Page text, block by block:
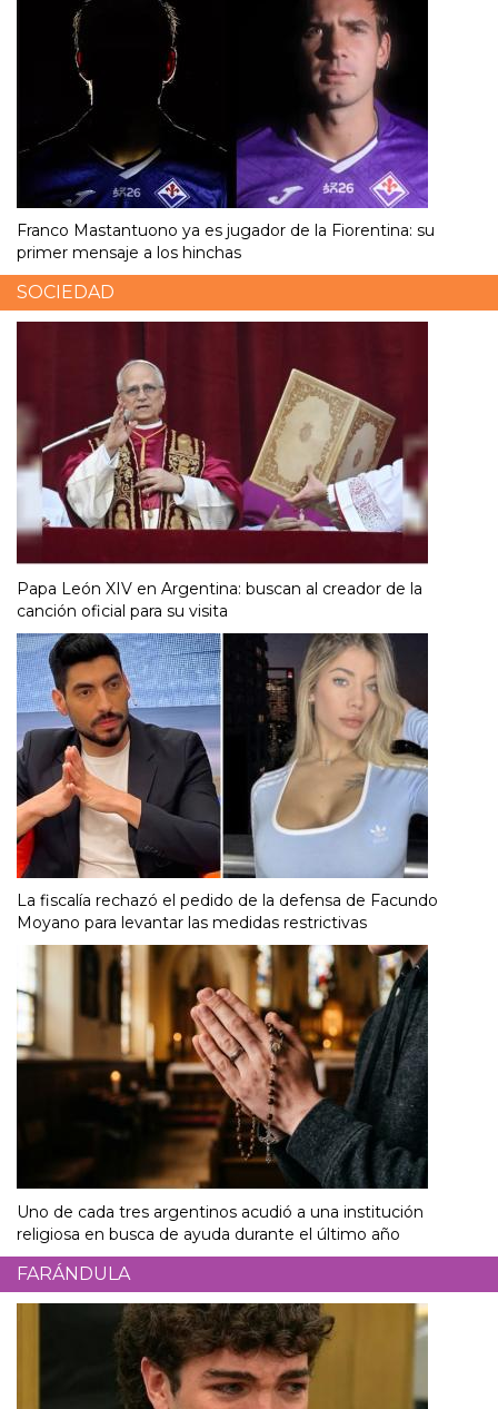
Franco Mastantuono ya es jugador de la Fiorentina: su
primer mensaje a los hinchas
SOCIEDAD
Papa León XIV en Argentina: buscan al creador de la
canción oficial para su visita
La fiscalía rechazó el pedido de la defensa de Facundo
Moyano para levantar las medidas restrictivas
Uno de cada tres argentinos acudió a una institución
religiosa en busca de ayuda durante el último año
FARÁNDULA